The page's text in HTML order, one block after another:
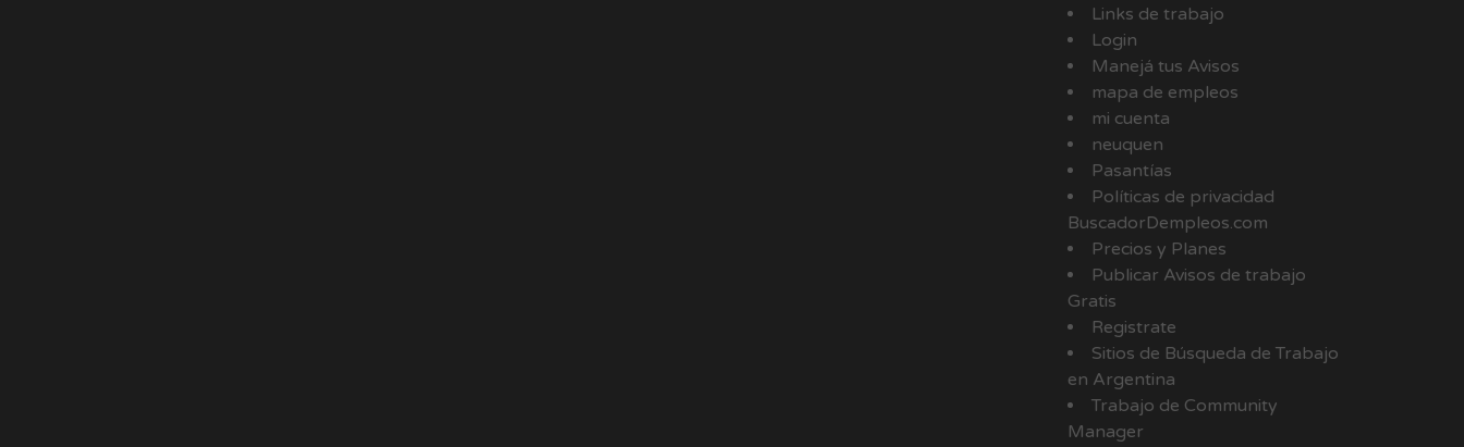
Links de trabajo
Login
Manejá tus Avisos
mapa de empleos
mi cuenta
neuquen
Pasantías
Políticas de privacidad
BuscadorDempleos.com
Precios y Planes
Publicar Avisos de trabajo
Gratis
Registrate
Sitios de Búsqueda de Trabajo
en Argentina
Trabajo de Community
Manager